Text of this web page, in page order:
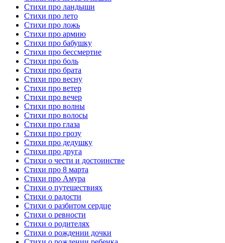
Стихи про ландыши
Стихи про лето
Стихи про ложь
Стихи про армию
Стихи про бабушку
Стихи про бессмертие
Стихи про боль
Стихи про брата
Стихи про весну
Стихи про ветер
Стихи про вечер
Стихи про волны
Стихи про волосы
Стихи про глаза
Стихи про грозу
Стихи про дедушку
Стихи про друга
Стихи о чести и достоинстве
Стихи про 8 марта
Стихи про Амура
Стихи о путешествиях
Стихи о радости
Стихи о разбитом сердце
Стихи о ревности
Стихи о родителях
Стихи о рождении дочки